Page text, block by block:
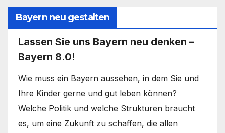
Bayern neu gestalten
Lassen Sie uns Bayern neu denken –
Bayern 8.0!
Wie muss ein Bayern aussehen, in dem Sie und
Ihre Kinder gerne und gut leben können?
Welche Politik und welche Strukturen braucht
es, um eine Zukunft zu schaffen, die allen